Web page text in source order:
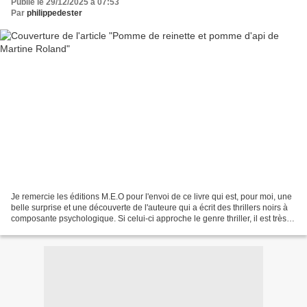
Publié le 29/12/2025 à 07:53
Par philippedester
Je remercie les éditions M.E.O pour l'envoi de ce livre qui est, pour moi, une
belle surprise et une découverte de l'auteure qui a écrit des thrillers noirs à
composante psychologique. Si celui-ci approche le genre thriller, il est très